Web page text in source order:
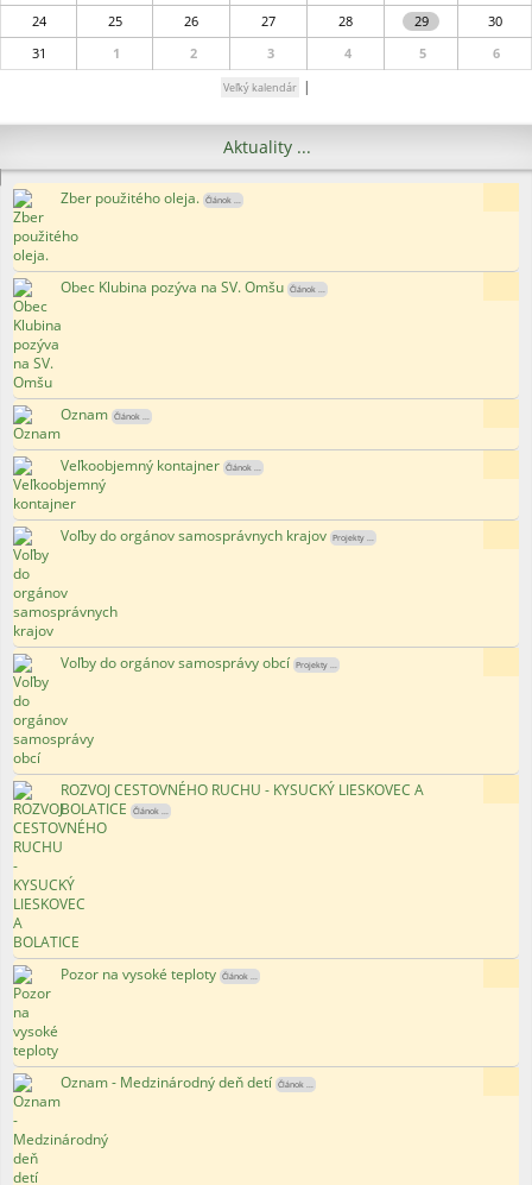
24 25 26 27 28 29
30
31
1 2 3 4 5 6
Veľký kalendár |
Aktuality ...
Zber použitého oleja. Článok ...
Obec Klubina pozýva na SV. Omšu Článok ...
Oznam Článok ...
Veľkoobjemný kontajner Článok ...
Voľby do orgánov samosprávnych krajov Projekty ...
Voľby do orgánov samosprávy obcí Projekty ...
ROZVOJ CESTOVNÉHO RUCHU - KYSUCKÝ LIESKOVEC A
BOLATICE Článok ...
Pozor na vysoké teploty Článok ...
Oznam - Medzinárodný deň detí Článok ...